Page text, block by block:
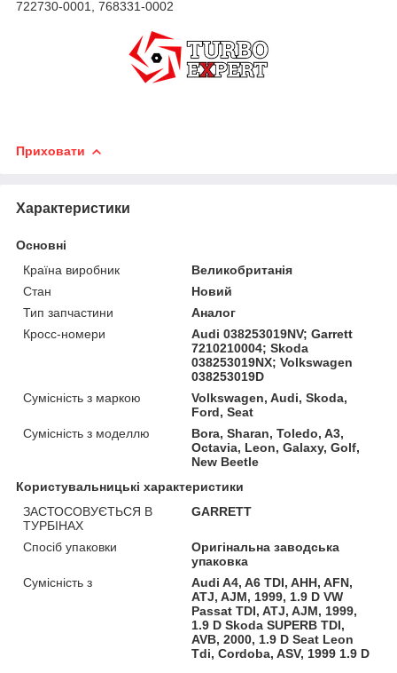
722730-0001, 768331-0002
Приховати
Характеристики
Основні
Країна виробник
Великобританія
Стан
Новий
Тип запчастини
Аналог
Кросс-номери
Audi 038253019NV; Garrett
7210210004; Skoda
038253019NX; Volkswagen
038253019D
Сумісність з маркою
Volkswagen, Audi, Skoda,
Ford, Seat
Сумісність з моделлю
Bora, Sharan, Toledo, A3,
Octavia, Leon, Galaxy, Golf,
New Beetle
Користувальницькі характеристики
ЗАСТОСОВУЄТЬСЯ В
ТУРБІНАХ
GARRETT
Спосіб упаковки
Оригінальна заводська
упаковка
Сумісність з
Audi A4, A6 TDI, AHH, AFN,
ATJ, AJM, 1999, 1.9 D VW
Passat TDI, ATJ, AJM, 1999,
1.9 D Skoda SUPERB TDI,
AVB, 2000, 1.9 D Seat Leon
Tdi, Cordoba, ASV, 1999 1.9 D